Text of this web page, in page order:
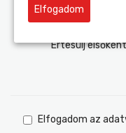
Iratkozz
Értesülj
Elfogadom az
Elfogadom